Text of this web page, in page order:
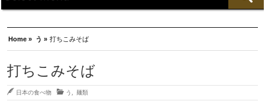
Home » う » 打ちこみそば
打ちこみそば
日本の食べ物 う 麺類